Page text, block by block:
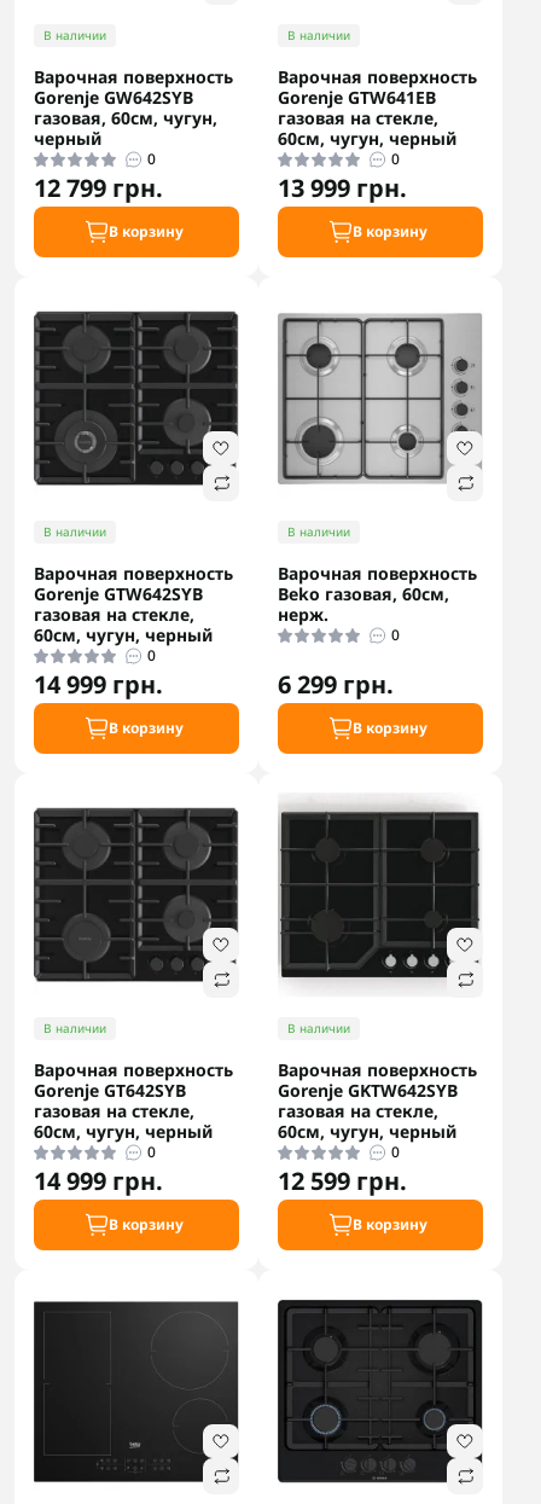
В наличии
Варочная поверхность
Gorenje GW642SYB
газовая, 60см, чугун,
черный
0
12 799 грн.
В корзину
В наличии
Варочная поверхность
Gorenje GTW641EB
газовая на стекле,
60см, чугун, черный
0
13 999 грн.
В корзину
В наличии
Варочная поверхность
Gorenje GTW642SYB
газовая на стекле,
60см, чугун, черный
0
14 999 грн.
В корзину
В наличии
Варочная поверхность
Beko газовая, 60см,
нерж.
0
6 299 грн.
В корзину
В наличии
Варочная поверхность
Gorenje GT642SYB
газовая на стекле,
60см, чугун, черный
0
14 999 грн.
В корзину
В наличии
Варочная поверхность
Gorenje GKTW642SYB
газовая на стекле,
60см, чугун, черный
0
12 599 грн.
В корзину